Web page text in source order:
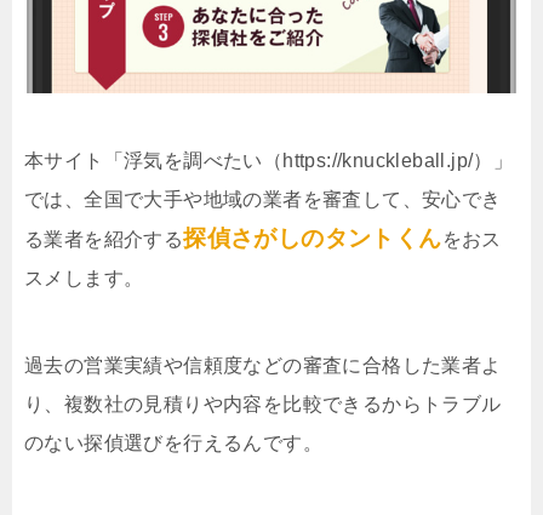
本サイト「浮気を調べたい（https://knuckleball.jp/）」
では、全国で大手や地域の業者を審査して、安心でき
る業者を紹介する探偵さがしのタントくんをおス
スメします。
過去の営業実績や信頼度などの審査に合格した業者よ
り、複数社の見積りや内容を比較できるからトラブル
のない探偵選びを行えるんです。